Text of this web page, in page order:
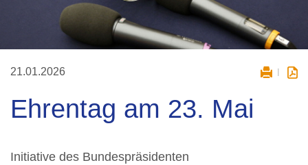
21.01.2026
Ehrentag am 23. Mai
Initiative des Bundespräsidenten